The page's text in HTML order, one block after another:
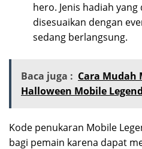
hero. Jenis hadiah
disesuaikan dengan
sedang berlangsung.
Baca juga : Cara Mudah
Halloween Mobile
Kode penukaran Mobile
bagi pemain karena dapat